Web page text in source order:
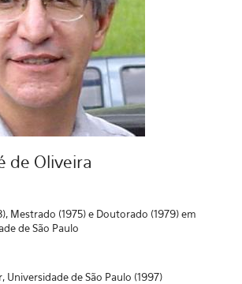
de Oliveira
Mestrado (1975) e Doutorado (1979) em
de São Paulo
Universidade de São Paulo (1997)